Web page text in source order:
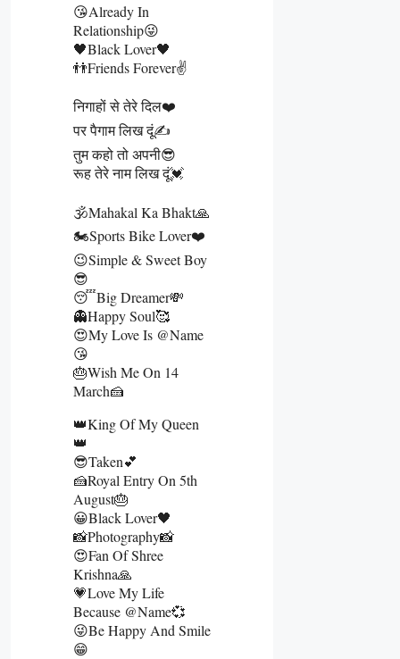
😘Already In
Relationship😜
🖤Black Lover🖤
👬Friends Forever✌️
निगाहों से तेरे दिल❤️
पर पैगाम लिख दूं✍️
तुम कहो तो अपनी😎
रूह तेरे नाम लिख दूं💓
🕉️Mahakal Ka Bhakt🙏
🏍️Sports Bike Lover❤️
😉Simple & Sweet Boy
😎
😴Big Dreamer💸
👻Happy Soul🥰
😍My Love Is @name
😘
🎂Wish Me On 14
March🍰
👑King Of My Queen
👑
😎Taken💕
🍰Royal Entry On 5th
August🎂
😀Black Lover🖤
📸Photography📸
😍Fan Of Shree
Krishna🙏
💗Love My Life
Because @name💞
😜Be Happy And Smile
😁